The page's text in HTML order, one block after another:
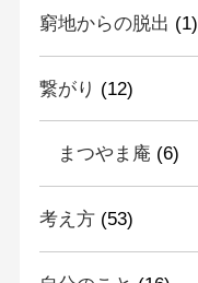
窮地からの脱出 (1)
繋がり (12)
まつやま庵 (6)
考え方(53)